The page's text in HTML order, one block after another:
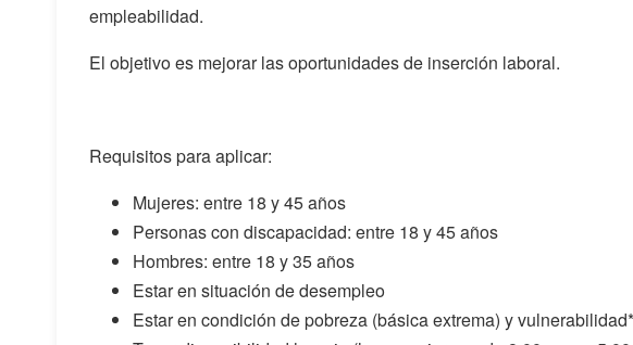
empleabilidad.
El objetivo es mejorar las oportunidades de inserción laboral.
Requisitos para aplicar:
Mujeres: entre 18 y 45 años
Personas con discapacidad: entre 18 y 45 años
Hombres: entre 18 y 35 años
Estar en situación de desempleo
Estar en condición de pobreza (básica extrema) y vulnerabilidad*